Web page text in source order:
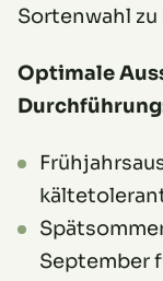
Sortenwahl zu
Optimale
September